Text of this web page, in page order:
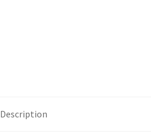
Description